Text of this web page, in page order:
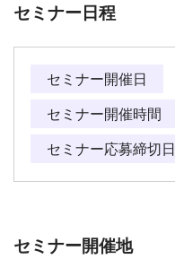
セミナー日程
セミナー開催日
セミナー開催時間
セミナー応募締切日
セミナー開催地